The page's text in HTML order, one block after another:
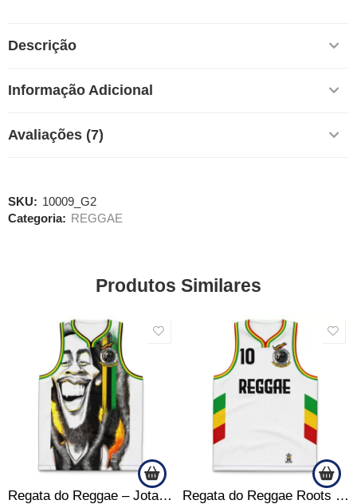
Descrição
Informação Adicional
Avaliações (7)
SKU: 10009_G2
Categoria: REGGAE
Produtos Similares
Regata do Reggae – Jotaz – Arte Bob Rastafari – Masculino Regata do Reggae Roots Jamaica Branco Jotaz Masculino